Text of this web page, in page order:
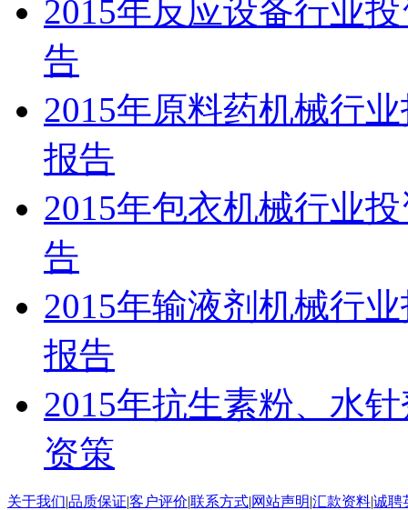
2015年反应设备行业
告
2015年原料药机械行
报告
2015年包衣机械行业
告
2015年输液剂机械行
报告
2015年抗生素粉、水
资策
关于我们|品质保证|客户评价|联系方式|网站声明|汇款资料|诚聘